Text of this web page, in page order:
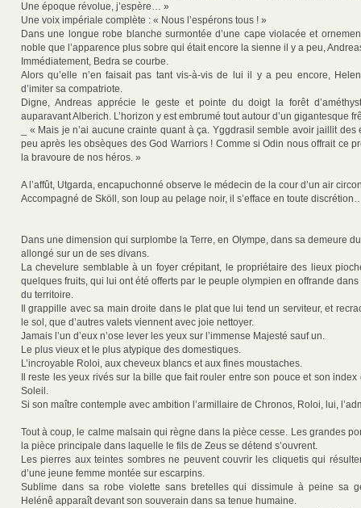
Une époque révolue, j’espère… »
Une voix impériale complète : « Nous l’espérons tous ! »
Dans une longue robe blanche surmontée d’une cape violacée et
noble que l’apparence plus sobre qui était encore la sienne il y a peu,
Immédiatement, Bedra se courbe.
Alors qu’elle n’en faisait pas tant vis-à-vis de lui il y a peu encore,
d’imiter sa compatriote.
Digne, Andreas apprécie le geste et pointe du doigt la forêt
auparavant Alberich. L’horizon y est embrumé tout autour d’un gigantesque
_ « Mais je n’ai aucune crainte quant à ça. Yggdrasil semble avoir jaillit des
peu après les obsèques des God Warriors ! Comme si Odin nous offrait ce
la bravoure de nos héros. »
A l’affût, Utgarda, encapuchonné observe le médecin de la cour d’un air
Accompagné de Sköll, son loup au pelage noir, il s’efface en toute
Dans une dimension qui surplombe la Terre, en Olympe, dans sa demeure
allongé sur un de ses divans.
La chevelure semblable à un foyer crépitant, le propriétaire des lieux
quelques fruits, qui lui ont été offerts par le peuple olympien en offrande
du territoire.
Il grappille avec sa main droite dans le plat que lui tend un serviteur, et
le sol, que d’autres valets viennent avec joie nettoyer.
Jamais l’un d’eux n’ose lever les yeux sur l’immense Majesté sauf un.
Le plus vieux et le plus atypique des domestiques.
L’incroyable Roloi, aux cheveux blancs et aux fines moustaches.
Il reste les yeux rivés sur la bille que fait rouler entre son pouce et son
Soleil.
Si son maître contemple avec ambition l’armillaire de Chronos, Roloi, lui,
Tout à coup, le calme malsain qui règne dans la pièce cesse. Les grandes
la pièce principale dans laquelle le fils de Zeus se détend s’ouvrent.
Les pierres aux teintes sombres ne peuvent couvrir les cliquetis qui
d’une jeune femme montée sur escarpins.
Sublime dans sa robe violette sans bretelles qui dissimule à peine sa
Helénê apparaît devant son souverain dans sa tenue humaine.